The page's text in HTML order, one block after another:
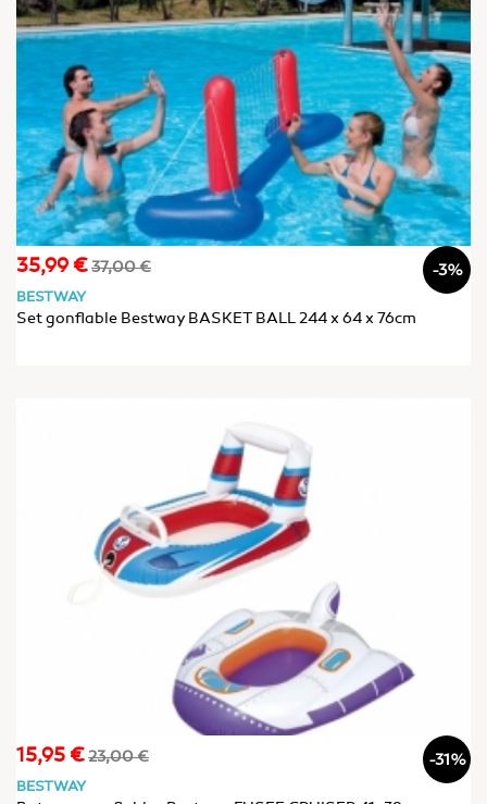
Prix
35,99 €Prix
37,00 € -3%
BESTWAY
Set gonflable Bestway BASKET BALL 244 x 64 x 76cm
Prix
15,95 €Prix
23,00 € -31%
BESTWAY